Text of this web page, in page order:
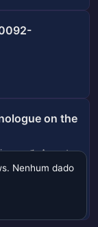
on the
✍️ A poet
of wine." We will
that, for poets
Nenhum dado